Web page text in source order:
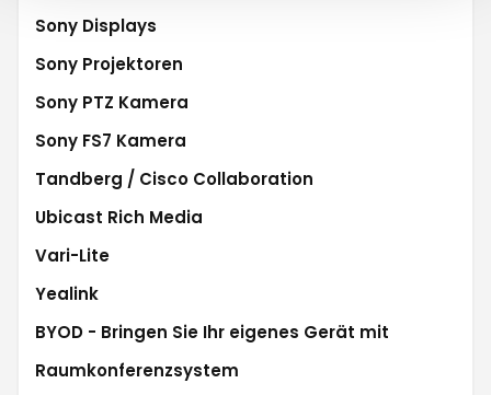
Sony Displays
Sony Projektoren
Sony PTZ Kamera
Sony FS7 Kamera
Tandberg / Cisco Collaboration
Ubicast Rich Media
Vari-Lite
Yealink
BYOD - Bringen Sie Ihr eigenes Gerät mit
Raumkonferenzsystem